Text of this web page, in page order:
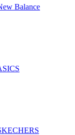
Balance